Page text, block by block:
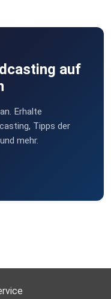
auf
Erhalte
Tipps der
mehr.